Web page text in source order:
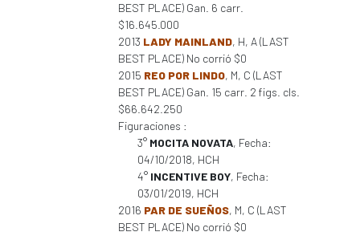
BEST PLACE) Gan. 6 carr.
$16.645.000
2013 LADY MAINLAND, H, A (LAST
BEST PLACE) No corrió $0
2015 REO POR LINDO, M, C (LAST
BEST PLACE) Gan. 15 carr. 2 figs. cls.
$66.642.250
Figuraciones :
3° MOCITA NOVATA, Fecha:
04/10/2018, HCH
4° INCENTIVE BOY, Fecha:
03/01/2019, HCH
2016 PAR DE SUEÑOS, M, C (LAST
BEST PLACE) No corrió $0